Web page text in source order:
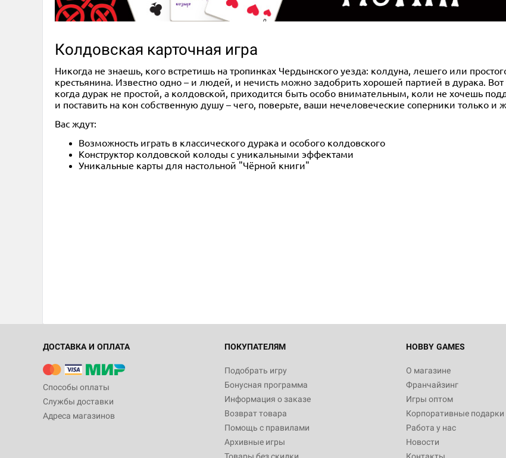
Колдовская карточная игра
Никогда не знаешь, кого встретишь на тропинках Чердынского уезда: колдуна, лешего или
крестьянина. Известно одно – и людей, и нечисть можно задобрить хорошей партией в дурака. Вот
когда дурак не простой, а колдовской, приходится быть особо внимательным, коли не хочешь
и поставить на кон собственную душу – чего, поверьте, ваши нечеловеческие соперники только и
Вас ждут:
Возможность играть в классического дурака и особого колдовского
Конструктор колдовской колоды с уникальными эффектами
Уникальные карты для настольной "Чёрной книги"
ДОСТАВКА И ОПЛАТА
Способы оплаты
Службы доставки
Адреса магазинов
ПОКУПАТЕЛЯМ
Подобрать игру
Бонусная программа
Информация о заказе
Возврат товара
Помощь с правилами
Архивные игры
HOBBY GAMES
О магазине
Франчайзинг
Игры оптом
Корпоративные подарки
Работа у нас
Новости